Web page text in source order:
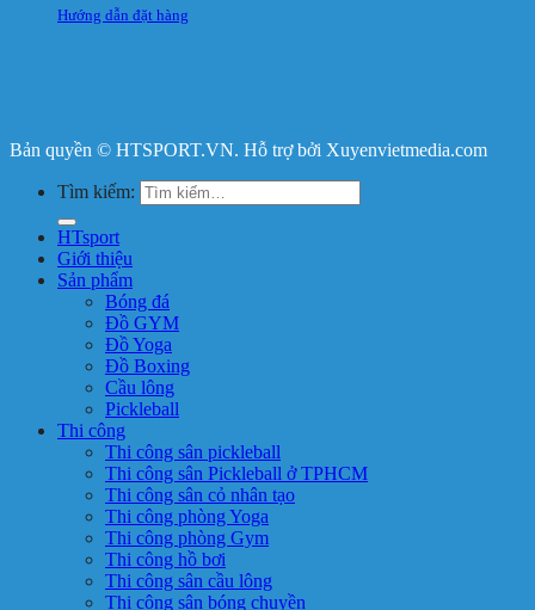
Hướng dẫn đặt hàng
Bản quyền © HTSPORT.VN. Hỗ trợ bởi Xuyenvietmedia.com
Tìm kiếm:
HTsport
Giới thiệu
Sản phẩm
Bóng đá
Đồ GYM
Đồ Yoga
Đồ Boxing
Cầu lông
Pickleball
Thi công
Thi công sân pickleball
Thi công sân Pickleball ở TPHCM
Thi công sân cỏ nhân tạo
Thi công phòng Yoga
Thi công phòng Gym
Thi công hồ bơi
Thi công sân cầu lông
Thi công sân bóng chuyền